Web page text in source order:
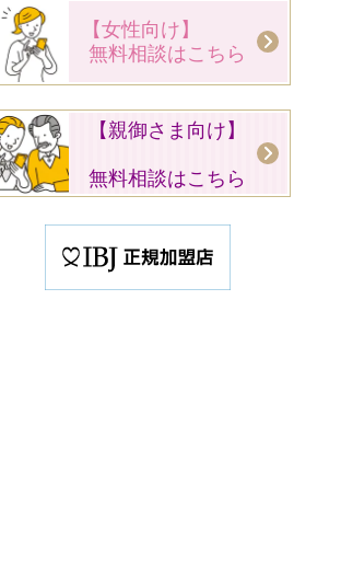
【女性向け】
無料相談はこちら
【親御さま向け】
無料相談はこちら